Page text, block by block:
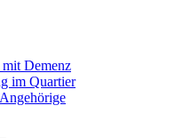
Demenz
im Quartier